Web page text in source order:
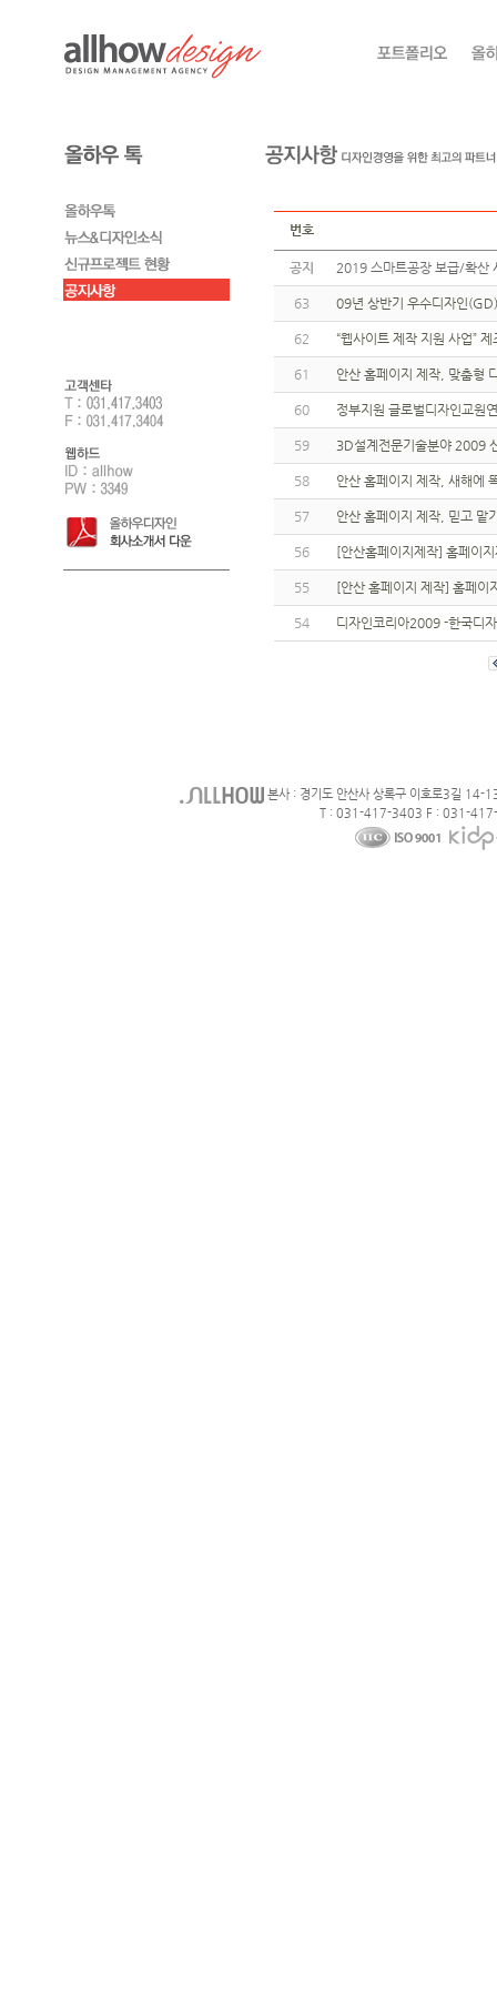
번호
공지 2019 스마트공장 보급/확
63 09년 상반기 우수디자인
62 “웹사이트 제작 지원 사업”
61 안산 홈페이지 제작, 맞춤형
60 정부지원 글로벌디자인교원
59 3D설계전문기술분야 2009
58 안산 홈페이지 제작, 새해에
57 안산 홈페이지 제작, 믿고 맡
56 [안산홈페이지제작] 홈페이
55 [안산 홈페이지 제작] 홈페이
54 디자인코리아2009 -한국디
본사 : 경기도 안산사 상록구 이호로3길 14-
T : 031-417-3403 F : 031-